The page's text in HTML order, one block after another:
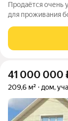
Продаётся очень
для проживания
Качественный
обустроенный
41 000 000
209,6 м² дом,